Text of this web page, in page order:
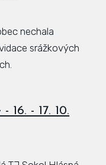
nechala
srážkových
16. - 17. 10.